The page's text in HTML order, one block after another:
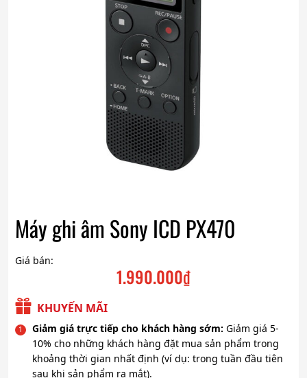
Máy ghi âm Sony ICD PX470
Giá bán:
1.990.000₫
KHUYẾN MÃI
Giảm giá trực tiếp cho khách hàng sớm: Giảm giá 5-
10% cho những khách hàng đặt mua sản phẩm trong
khoảng thời gian nhất định (ví dụ: trong tuần đầu tiên
sau khi sản phẩm ra mắt).